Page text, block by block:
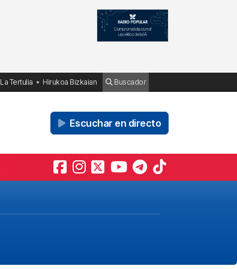
La Tertulia Hirukoa Bizkaian Buscador
Escuchar en directo